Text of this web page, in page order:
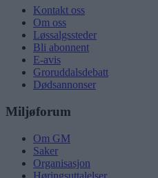
Kontakt oss
Om oss
Løssalgssteder
Bli abonnent
E-avis
Groruddalsdebatt
Dødsannonser
Miljøforum
Om GM
Saker
Organisasjon
Høringsuttalelser